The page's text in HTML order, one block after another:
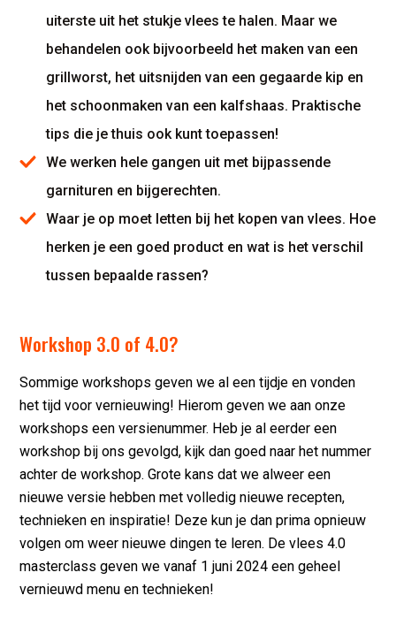
uiterste uit het stukje vlees te halen. Maar we
behandelen ook bijvoorbeeld het maken van een
grillworst, het uitsnijden van een gegaarde kip en
het schoonmaken van een kalfshaas. Praktische
tips die je thuis ook kunt toepassen!
We werken hele gangen uit met bijpassende
garnituren en bijgerechten.
Waar je op moet letten bij het kopen van vlees. Hoe
herken je een goed product en wat is het verschil
tussen bepaalde rassen?
Workshop 3.0 of 4.0?
Sommige workshops geven we al een tijdje en vonden
het tijd voor vernieuwing! Hierom geven we aan onze
workshops een versienummer. Heb je al eerder een
workshop bij ons gevolgd, kijk dan goed naar het nummer
achter de workshop. Grote kans dat we alweer een
nieuwe versie hebben met volledig nieuwe recepten,
technieken en inspiratie! Deze kun je dan prima opnieuw
volgen om weer nieuwe dingen te leren. De vlees 4.0
masterclass geven we vanaf 1 juni 2024 een geheel
vernieuwd menu en technieken!